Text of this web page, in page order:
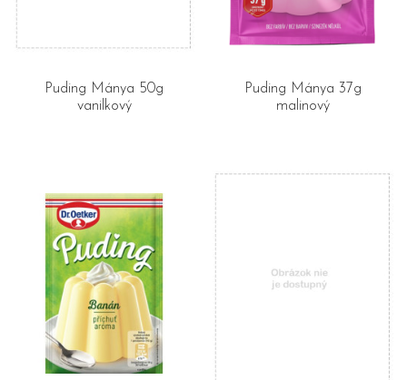
Puding Mánya 50g
vanilkový
Puding Mánya 37g
malinový